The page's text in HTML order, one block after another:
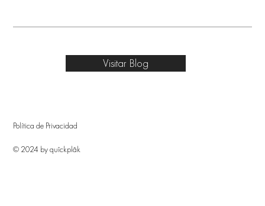
Política de Privacidad
© 2024 by quîckplâk
Visitar Blog